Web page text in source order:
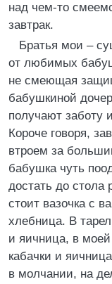
над чем-то
завтрак.
Братья мои –
от любимых
не смеющая
бабушкиной
получают заботу
Короче говоря,
втроем за
бабушка чуть
достать до стола
стоит вазочка с
хлебница. В
и яичница, в
кабачки и
в молчании, на